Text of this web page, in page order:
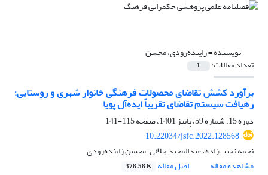
نویسنده =زاینده‌رودی، محسن
تعداد مقالات: 1
برآورد کشش‌ تقاضای محصولات فرهنگی خانوار شهری و روستایی؛
رهیافت سیستم تقاضای تقریباً ایده‌آل پویا
دوره 15، شماره 59، پاییز 1401، صفحه
115-141
10.22034/jsfc.2022.128568
نجمه نجیب‌زاده، عبدالمجید جلائی، محسن زاینده‌رودی
مشاهده مقاله
اصل مقاله 378.58 K